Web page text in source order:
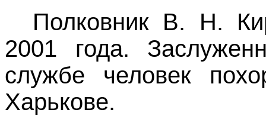
Полковник В. Н.
2001 года.
службе человек
Харькове.